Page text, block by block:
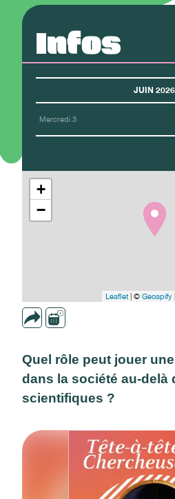
Infos
JUIN 2026
Mercredi 3
+
−
Leaflet| © Geoapify
Quel rôle peut jouer
dans la société au-delà
scientifiques ?